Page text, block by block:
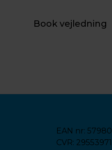
Book vejledning
EAN nr:
CVR: 29553971